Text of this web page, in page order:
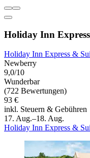
Holiday Inn
Holiday Inn Express &
Newberry
9,0/10
Wunderbar
(722 Bewertungen)
93 €
inkl. Steuern & Gebühren
17. Aug.–18. Aug.
Holiday Inn Express &